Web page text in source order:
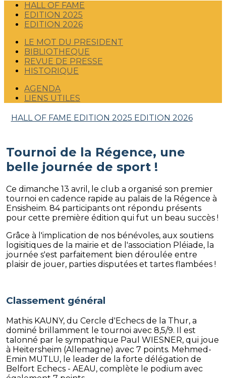
HALL OF FAME
EDITION 2025
EDITION 2026
LE MOT DU PRESIDENT
BIBLIOTHEQUE
REVUE DE PRESSE
HISTORIQUE
AGENDA
LIENS UTILES
HALL OF FAME EDITION 2025 EDITION 2026
Tournoi de la Régence, une
belle journée de sport !
Ce dimanche 13 avril, le club a organisé son premier
tournoi en cadence rapide au palais de la Régence à
Ensisheim. 84 participants ont répondu présents
pour cette première édition qui fut un beau succès !
Grâce à l'implication de nos bénévoles, aux soutiens
logisitiques de la mairie et de l'association Pléiade, la
journée s'est parfaitement bien déroulée entre
plaisir de jouer, parties disputées et tartes flambées !
Classement général
Mathis KAUNY, du Cercle d'Echecs de la Thur, a
dominé brillamment le tournoi avec 8,5/9. Il est
talonné par le sympathique Paul WIESNER, qui joue
à Heitersheim (Allemagne) avec 7 points. Mehmed-
Emin MUTLU, le leader de la forte délégation de
Belfort Echecs - AEAU, complète le podium avec